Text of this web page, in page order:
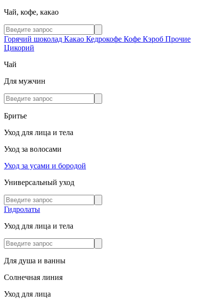
Чай, кофе, какао
Горячий шоколад Какао Кедрокофе Кофе Кэроб Прочие
Цикорий
Чай
Для мужчин
Бритье
Уход для лица и тела
Уход за волосами
Уход за усами и бородой
Универсальный уход
Гидролаты
Уход для лица и тела
Для душа и ванны
Солнечная линия
Уход для лица